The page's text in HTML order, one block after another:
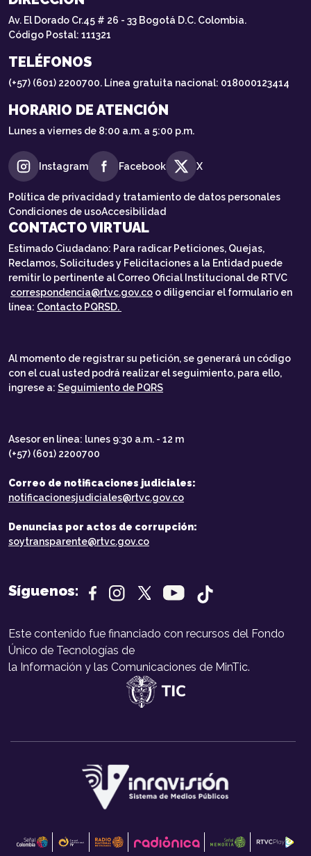
Av. El Dorado Cr.45 # 26 - 33 Bogotá D.C. Colombia.
Código Postal: 111321
TELÉFONOS
(+57) (601) 2200700. Línea gratuita nacional: 018000123414
HORARIO DE ATENCIÓN
Lunes a viernes de 8:00 a.m. a 5:00 p.m.
Instagram Facebook X
Política de privacidad y tratamiento de datos personales
Condiciones de usoAccesibilidad
CONTACTO VIRTUAL
Estimado Ciudadano: Para radicar Peticiones, Quejas,
Reclamos, Solicitudes y Felicitaciones a la Entidad puede
remitir lo pertinente al Correo Oficial Institucional de RTVC
correspondencia@rtvc.gov.co o diligenciar el formulario en
línea: Contacto PQRSD.
Al momento de registrar su petición, se generará un código
con el cual usted podrá realizar el seguimiento, para ello,
ingrese a: Seguimiento de PQRS
Asesor en línea: lunes 9:30 a.m. - 12 m
(+57) (601) 2200700
Correo de notificaciones judiciales:
notificacionesjudiciales@rtvc.gov.co
Denuncias por actos de corrupción:
soytransparente@rtvc.gov.co
Síguenos:
Este contenido fue financiado con recursos del Fondo
Único de Tecnologías de
la Información y las Comunicaciones de MinTic.